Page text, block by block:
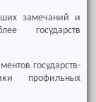
замечаний и
государств
государств-
профильных